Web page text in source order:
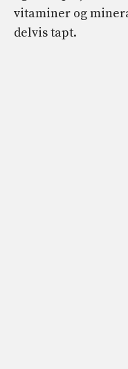
vitaminer og
delvis tapt.